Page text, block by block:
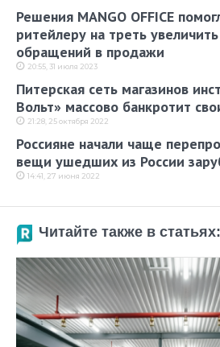
Решения MANGO OFFICE
ритейлеру на треть
обращений в продажи
20:55, 31 июля 2023
Питерская сеть магазинов
Вольт» массово банкротит
21:28, 25 октября 2022
Россияне начали чаще
вещи ушедших из России
14:41, 27 июня 2022
Читайте также в статьях: